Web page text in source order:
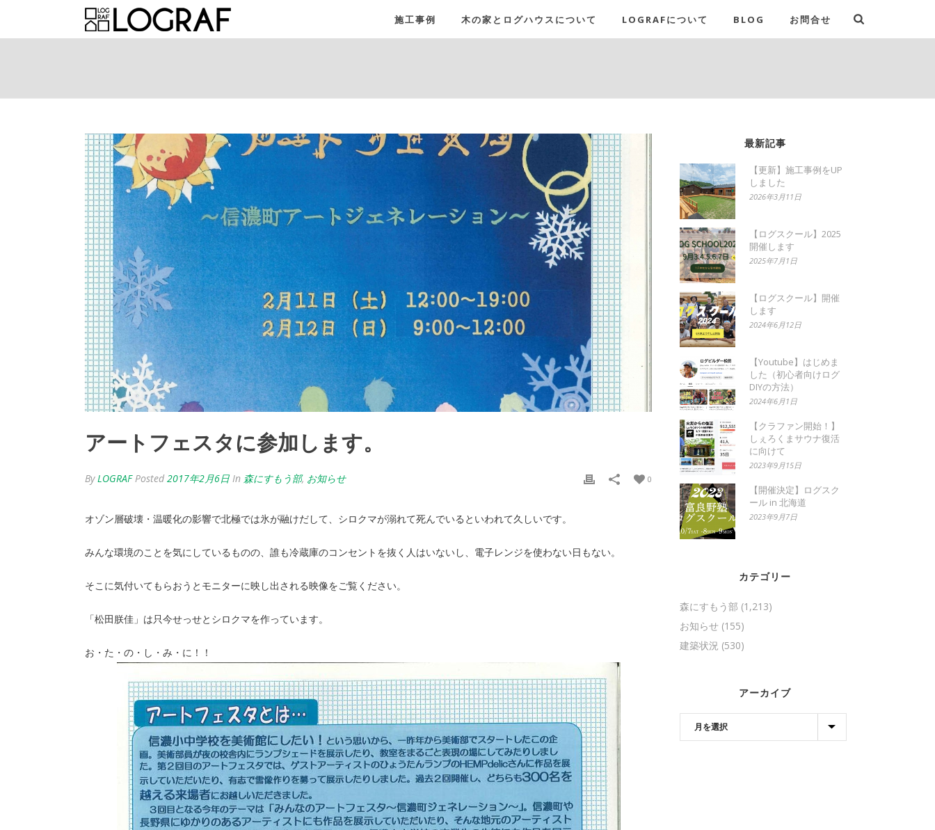
施工事例 木の家とログハウスについて LOGRAFについて BLOG お問合せ
アートフェスタに参加します。
ByLOGRAF Posted 2017年2月6日 In 森にすもう部, お知らせ 0
オゾン層破壊・温暖化の影響で北極では氷が融けだして、シロクマが溺れて死んでいるといわれて久しいです。
みんな環境のことを気にしているものの、誰も冷蔵庫のコンセントを抜く人はいないし、電子レンジを使わない日もない。
そこに気付いてもらおうとモニターに映し出される映像をご覧ください。
「松田朕佳」は只今せっせとシロクマを作っています。
お・た・の・し・み・に！！
最新記事
【更新】施工事例をUP
しました
2026年3月11日
【ログスクール】2025
開催します
2025年7月1日
【ログスクール】開催
します
2024年6月12日
【Youtube】はじめま
した（初心者向けログ
DIYの方法）
2024年6月1日
【クラファン開始！】
しぇろくまサウナ復活
に向けて
2023年9月15日
【開催決定】ログスク
ール in 北海道
2023年9月7日
カテゴリー
森にすもう部 (1,213)
お知らせ (155)
建築状況 (530)
アーカイブ